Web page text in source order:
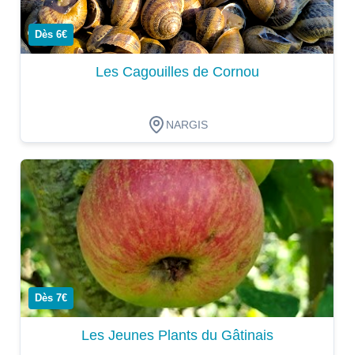
Dès 6€
Les Cagouilles de Cornou
NARGIS
Dégustation
Dès 7€
Les Jeunes Plants du Gâtinais